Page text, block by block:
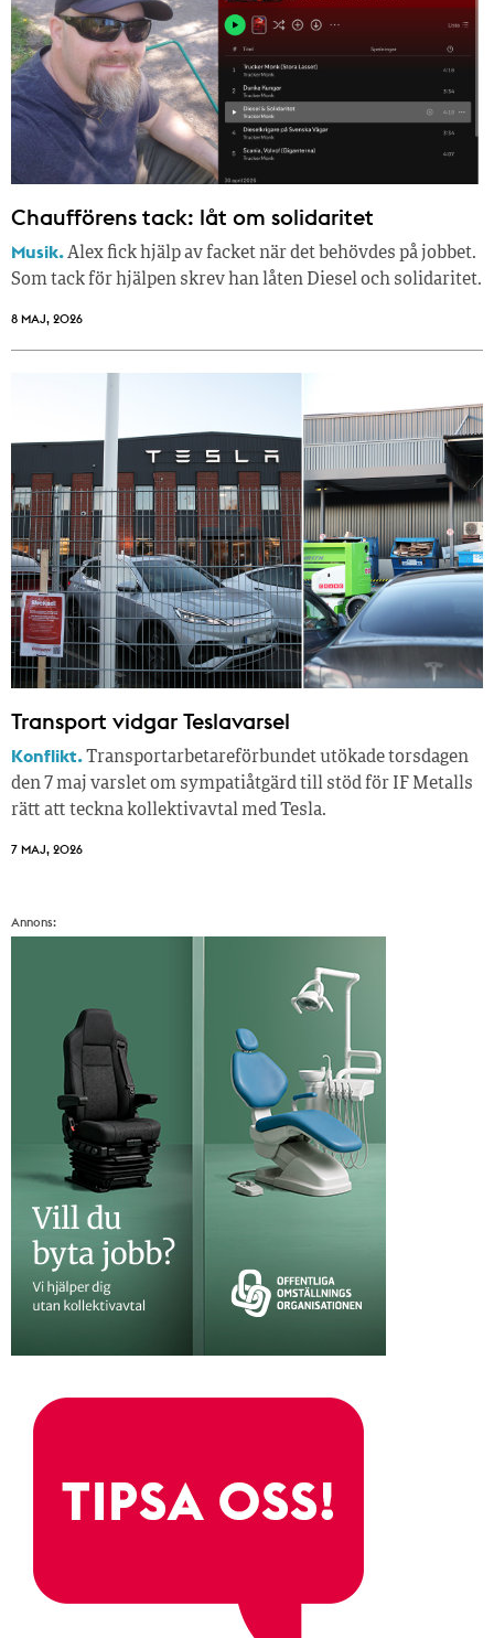
Chaufförens tack: låt om solidaritet
Musik.Alex fick hjälp av facket när det behövdes på jobbet.
Som tack för hjälpen skrev han låten Diesel och solidaritet.
8 MAJ, 2026
Transport vidgar Teslavarsel
Konflikt.Transportarbetareförbundet utökade torsdagen
den 7 maj varslet om sympatiåtgärd till stöd för IF Metalls
rätt att teckna kollektivavtal med Tesla.
7 MAJ, 2026
Annons: